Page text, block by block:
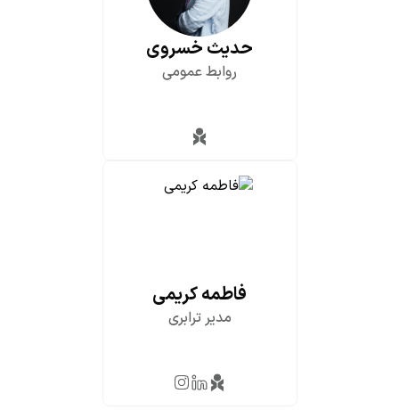
حدیث خسروی
روابط عمومی
فاطمه کریمی
مدیر ترابری